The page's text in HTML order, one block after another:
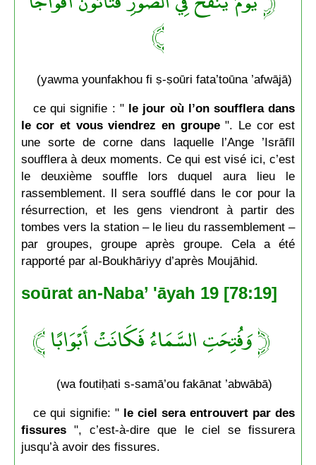
﴾
(yawma younfakhou fi ṣ-ṣoūri fata’toūna ’afwājā)
ce qui signifie : " le jour où l’on soufflera dans
le cor et vous viendrez en groupe". Le cor est
une sorte de corne dans laquelle l’Ange ’Isrāfīl
soufflera à deux moments. Ce qui est visé ici, c’est
le deuxième souffle lors duquel aura lieu le
rassemblement. Il sera soufflé dans le cor pour la
résurrection, et les gens viendront à partir des
tombes vers la station – le lieu du rassemblement –
par groupes, groupe après groupe. Cela a été
rapporté par al-Boukhāriyy d’après Moujāhid.
soūrat an-Naba’ 'āyah 19 [78:19]
﴿ وَفُتِحَتِ السَّمَاءُ فَكَانَتْ أَبْوَابًا ﴾
(wa foutiḥati s-samā’ou fakānat ’abwābā)
ce qui signifie: " le ciel sera entrouvert par des
fissures", c’est-à-dire que le ciel se fissurera
jusqu’à avoir des fissures.